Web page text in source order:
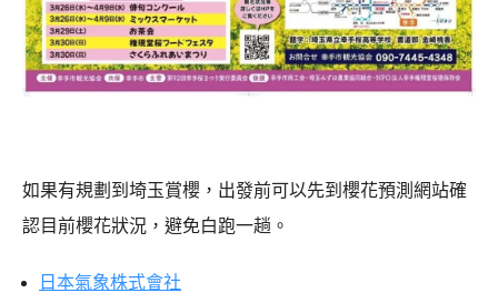
如果有規劃到埼玉賞櫻，出發前可以先到櫻花預測網站確
認目前櫻花狀況，避免白跑一趟。
日本氣象株式會社